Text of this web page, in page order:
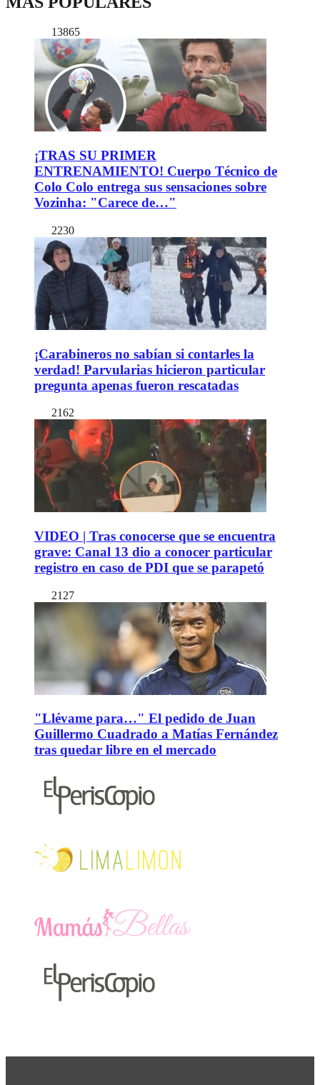
13865
¡TRAS SU PRIMER
ENTRENAMIENTO! Cuerpo Técnico de
Colo Colo entrega sus sensaciones sobre
Vozinha: "Carece de…"
2230
¡Carabineros no sabían si contarles la
verdad! Parvularias hicieron particular
pregunta apenas fueron rescatadas
2162
VIDEO | Tras conocerse que se encuentra
grave: Canal 13 dio a conocer particular
registro en caso de PDI que se parapetó
2127
"Llévame para…" El pedido de Juan
Guillermo Cuadrado a Matías Fernández
tras quedar libre en el mercado